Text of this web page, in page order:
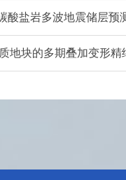
酸盐岩多波地震储层预
地块的多期叠加变形